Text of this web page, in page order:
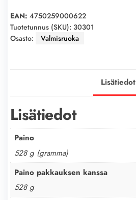
440g
määrä
EAN: 4750259000622
Tuotetunnus (SKU): 30301
Osasto:
Valmisruoka
Lisätiedot
Lisätiedot
Paino
528 g (gramma)
Paino pakkauksen kanssa
528 g